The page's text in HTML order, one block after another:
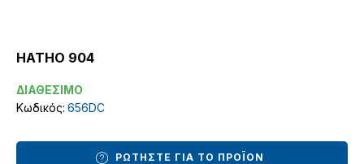
HATHO 904
ΔΙΑΘΕΣΙΜΟ
Κωδικός: 656DC
ΡΩΤΗΣΤΕ ΓΙΑ ΤΟ ΠΡΟΪΟΝ